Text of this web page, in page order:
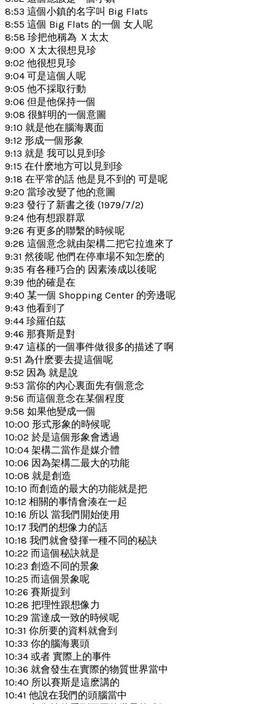
8:53 這個小鎮的名字叫 Big Flats
8:55 這個 Big Flats 的一個 女人呢
8:58 珍把他稱為 Ｘ太太
9:00 Ｘ太太很想見珍
9:02 他很想見珍
9:04 可是這個人呢
9:05 他不採取行動
9:06 但是他保持一個
9:08 很鮮明的一個意圖
9:10 就是他在腦海裏面
9:12 形成一個形象
9:13 就是 我可以見到珍
9:15 在什麽地方可以見到珍
9:18 在平常的話 他是見不到的 可是呢
9:20 當珍改變了他的意圖
9:23 發行了新書之後 (1979/7/2)
9:24 他有想跟群眾
9:26 有更多的聯繫的時候呢
9:28 這個意念就由架構二把它拉進來了
9:31 然後呢 他們在停車場不知怎麽的
9:35 有各種巧合的 因素湊成以後呢
9:39 他的確是在
9:40 某一個 Shopping Center 的旁邊呢
9:43 他看到了
9:44 珍羅伯茲
9:46 那賽斯是對
9:47 這樣的一個事件做很多的描述了啊
9:51 為什麽要去提這個呢
9:52 因為 就是說
9:53 當你的內心裏面先有個意念
9:56 而這個意念在某個程度
9:58 如果他變成一個
10:00 形式形象的時候呢
10:02 於是這個形象會透過
10:04 架構二當作是媒介體
10:06 因為架構二最大的功能
10:08 就是創造
10:10 而創造的最大的功能就是把
10:12 相關的事情會湊在一起
10:16 所以 當我們開始使用
10:17 我們的想像力的話
10:18 我們就會發揮一種不同的秘訣
10:22 而這個秘訣就是
10:23 創造不同的景象
10:25 而這個景象呢
10:26 賽斯提到
10:28 把理性跟想像力
10:29 當達成一致的時候呢
10:31 你所要的資料就會到
10:33 你的腦海裏頭
10:34 或者 實際上的事件
10:36 就會發生在實際的物質世界當中
10:40 所以賽斯是這麽講的
10:41 他說在我們的頭腦當中